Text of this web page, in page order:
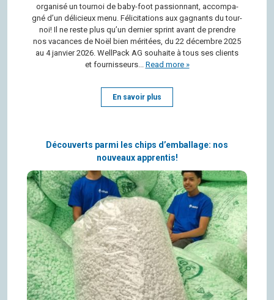
orga­nisé un tour­noi de baby-foot pas­sion­nant, accom­pa­
gné d’un déli­cieux menu. Féli­ci­ta­tions aux gagnants du tour­
noi! Il ne reste plus qu’un der­nier sprint avant de prendre
nos vacances de Noël bien méri­tées, du 22 décembre 2025
au 4 jan­vier 2026. Well­Pack AG sou­haite à tous ses clients
et fournisseurs... Read more »
En savoir plus
Découverts parmi les chips d’emballage: nos
nouveaux apprentis!